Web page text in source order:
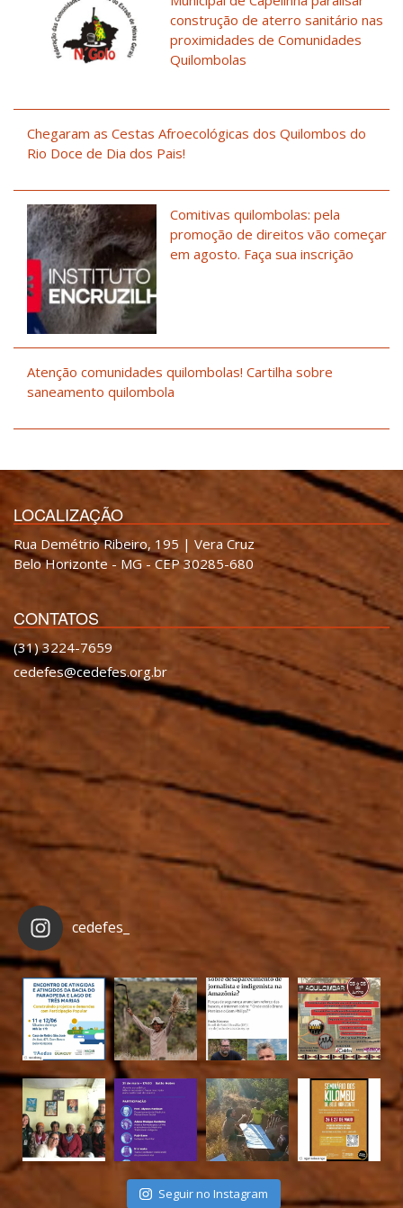
construção de aterro sanitário nas
proximidades de Comunidades
Quilombolas
Chegaram as Cestas Afroecológicas dos Quilombos do
Rio Doce de Dia dos Pais!
Comitivas quilombolas: pela
promoção de direitos vão começar
em agosto. Faça sua inscrição
Atenção comunidades quilombolas! Cartilha sobre
saneamento quilombola
LOCALIZAÇÃO
Rua Demétrio Ribeiro, 195 | Vera Cruz
Belo Horizonte - MG - CEP 30285-680
CONTATOS
(31) 3224-7659
cedefes@cedefes.org.br
cedefes_
Seguir no Instagram